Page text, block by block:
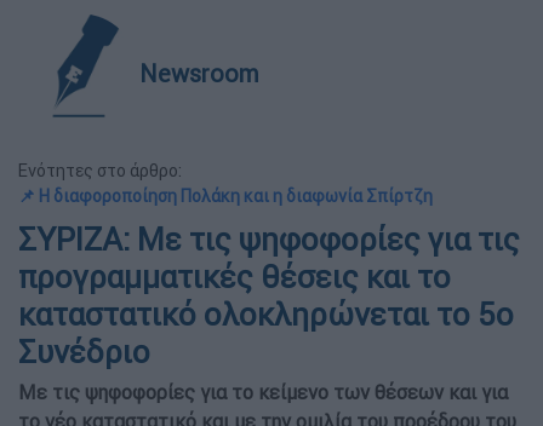
Newsroom
Ενότητες στο άρθρο:
📌 Η διαφοροποίηση Πολάκη και η διαφωνία Σπίρτζη
ΣΥΡΙΖΑ: Με τις ψηφοφορίες για τις
προγραμματικές θέσεις και το
καταστατικό ολοκληρώνεται το 5ο
Συνέδριο
Με τις ψηφοφορίες για το κείμενο των θέσεων και για
το νέο καταστατικό και με την ομιλία του προέδρου του